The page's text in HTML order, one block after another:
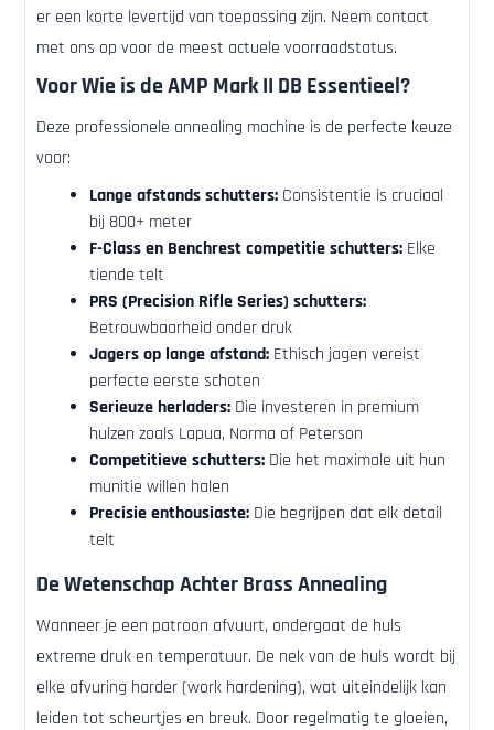
er een korte levertijd van toepassing zijn. Neem contact
met ons op voor de meest actuele voorraadstatus.
Voor Wie is de AMP Mark II DB Essentieel?
Deze professionele annealing machine is de perfecte keuze
voor:
Lange afstands schutters: Consistentie is cruciaal
bij 800+ meter
F-Class en Benchrest competitie schutters: Elke
tiende telt
PRS (Precision Rifle Series) schutters:
Betrouwbaarheid onder druk
Jagers op lange afstand: Ethisch jagen vereist
perfecte eerste schoten
Serieuze herladers: Die investeren in premium
hulzen zoals Lapua, Norma of Peterson
Competitieve schutters: Die het maximale uit hun
munitie willen halen
Precisie enthousiaste: Die begrijpen dat elk detail
telt
De Wetenschap Achter Brass Annealing
Wanneer je een patroon afvuurt, ondergaat de huls
extreme druk en temperatuur. De nek van de huls wordt bij
elke afvuring harder (work hardening), wat uiteindelijk kan
leiden tot scheurtjes en breuk. Door regelmatig te gloeien,